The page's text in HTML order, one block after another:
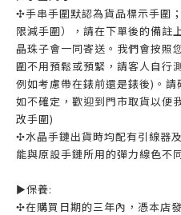
✣手串手圍默認為貨品標示手圍
限減手圍），請在下單後的備註
晶珠子會一同寄送。我們會按照
圍不用預鬆或預緊，請客人自行
例如考慮帶在錶前還是錶後)。請
如不確定，歡迎到門市取貨以便
改手圍)
✣水晶手鏈出貨時均配有引線器
能與原設手鏈所用的彈力線色不
►保養:
✣在購買日期的三年內，憑本店